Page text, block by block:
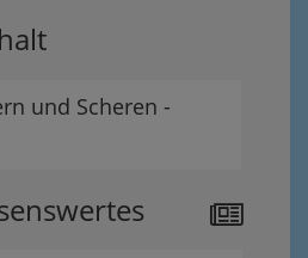
und Scheren -